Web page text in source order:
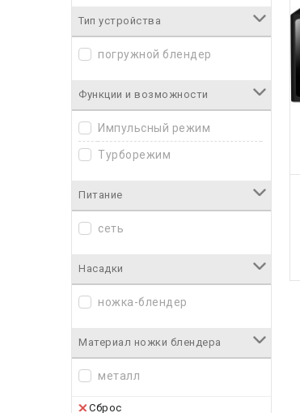
Тип устройства
погружной блендер
Функции и возможности
Импульсный режим
Турборежим
Питание
сеть
Насадки
ножка-блендер
Материал ножки блендера
металл
Сброс